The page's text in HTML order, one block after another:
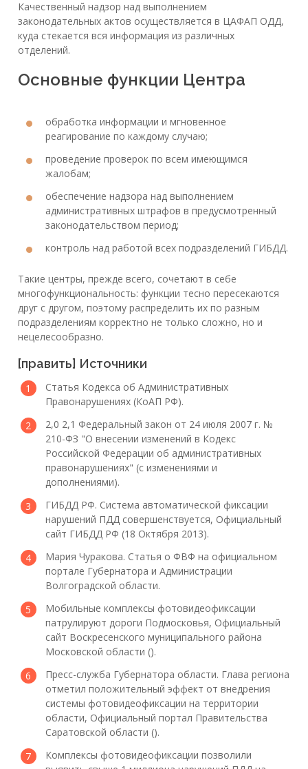
Качественный надзор над выполнением
законодательных актов осуществляется в ЦАФАП ОДД,
куда стекается вся информация из различных
отделений.
Основные функции Центра
обработка информации и мгновенное
реагирование по каждому случаю;
проведение проверок по всем имеющимся
жалобам;
обеспечение надзора над выполнением
административных штрафов в предусмотренный
законодательством период;
контроль над работой всех подразделений ГИБДД.
Такие центры, прежде всего, сочетают в себе
многофункциональность: функции тесно пересекаются
друг с другом, поэтому распределить их по разным
подразделениям корректно не только сложно, но и
нецелесообразно.
[править] Источники
Статья Кодекса об Административных
Правонарушениях (КоАП РФ).
2,0 2,1 Федеральный закон от 24 июля 2007 г. №
210-ФЗ "О внесении изменений в Кодекс
Российской Федерации об административных
правонарушениях" (с изменениями и
дополнениями).
ГИБДД РФ. Система автоматической фиксации
нарушений ПДД совершенствуется, Официальный
сайт ГИБДД РФ (18 Октября 2013).
Мария Чуракова. Статья о ФВФ на официальном
портале Губернатора и Администрации
Волгоградской области.
Мобильные комплексы фотовидеофиксации
патрулируют дороги Подмосковья, Официальный
сайт Воскресенского муниципального района
Московской области ().
Пресс-служба Губернатора области. Глава региона
отметил положительный эффект от внедрения
системы фотовидеофиксации на территории
области, Официальный портал Правительства
Саратовской области ().
Комплексы фотовидеофиксации позволили